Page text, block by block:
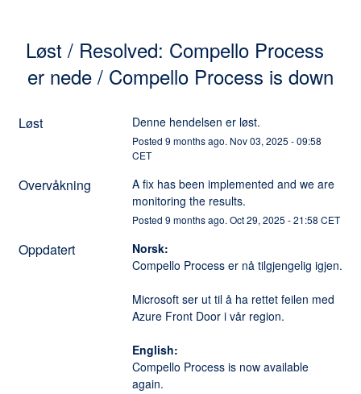
Løst / Resolved: Compello Process
er nede / Compello Process is down
Løst Denne hendelsen er løst.
Posted 9 months ago. Nov03, 2025 -09:58
CET
Overvåkning
A fix has been implemented and we are
monitoring the results.
Posted 9 months ago. Oct29, 2025 -21:58 CET
Oppdatert
Norsk:
Microsoft ser ut til å ha rettet feilen med
Azure Front Door i vår region.
English:
Compello Process is now available
again.